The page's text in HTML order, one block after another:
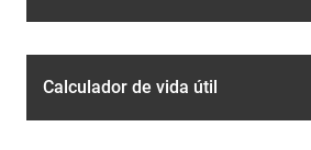
Calculador de vida útil